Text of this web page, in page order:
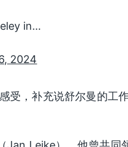
in…
2024
受，补充说舒尔曼的工